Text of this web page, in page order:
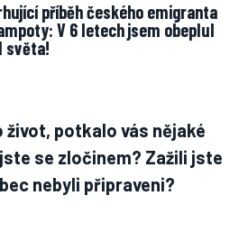
příběh českého emigranta
V 6 letech jsem obeplul
světa!
život, potkalo vás nějaké
se zločinem? Zažili jste
nebyli připraveni?